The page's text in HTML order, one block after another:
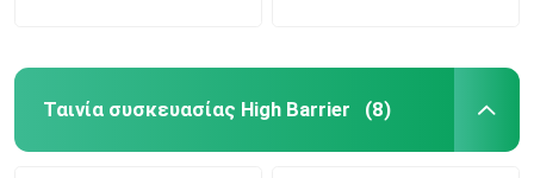
Ταινία συσκευασίας High Barrier (8)